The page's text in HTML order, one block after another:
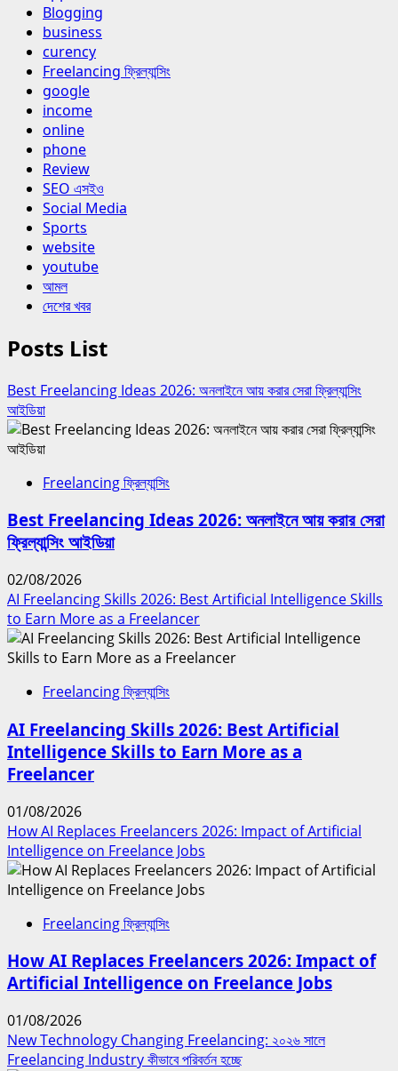
Blogging
business
curency
Freelancing ফ্রিল্যান্সিং
google
income
online
phone
Review
SEO এসইও
Social Media
Sports
website
youtube
আমল
দেশের খবর
Posts List
Best Freelancing Ideas 2026: অনলাইনে আয় করার সেরা ফ্রিল্যান্সিং
আইডিয়া
Freelancing ফ্রিল্যান্সিং
Best Freelancing Ideas 2026: অনলাইনে আয় করার সেরা
ফ্রিল্যান্সিং আইডিয়া
02/08/2026
AI Freelancing Skills 2026: Best Artificial Intelligence Skills
to Earn More as a Freelancer
Freelancing ফ্রিল্যান্সিং
AI Freelancing Skills 2026: Best Artificial
Intelligence Skills to Earn More as a
Freelancer
01/08/2026
How AI Replaces Freelancers 2026: Impact of Artificial
Intelligence on Freelance Jobs
Freelancing ফ্রিল্যান্সিং
How AI Replaces Freelancers 2026: Impact of
Artificial Intelligence on Freelance Jobs
01/08/2026
New Technology Changing Freelancing: ২০২৬ সালে
Freelancing Industry কীভাবে পরিবর্তন হচ্ছে